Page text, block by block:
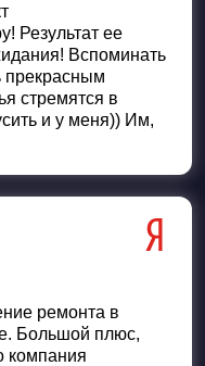
Результат ее
Вспоминать
прекрасным
стремятся в
и у меня)) Им,
ремонта в
Большой плюс,
компания